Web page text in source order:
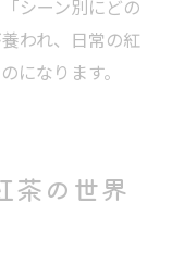
シーン別にどの
われ、日常の紅
になります。
茶の世界